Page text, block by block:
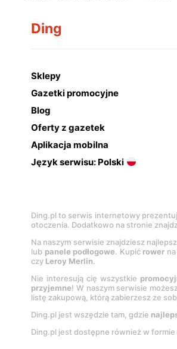
Ding
Sklepy
Gazetki promocyjne
Blog
Oferty z gazetek
Aplikacja mobilna
Język serwisu: Polski
Ding.pl to serwis internetowy
otoczenia. Dodatkowo na stronie
Na naszym serwisie znajdziesz
lub panele podłogowe. Kupić rower
czy Leroy Merlin.
Nie interesują cię wszystkie
przyjemne! W naszym serwisie
listę zakupową, którą zabierzesz ze
Ding.pl jest wszędzie tam, gdzie
Ding.pl jest dostępne również w formie